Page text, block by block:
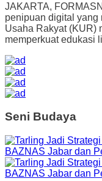
JAKARTA,
penipuan digital yang
Usaha Rakyat (KUR)
memperkuat edukasi
Seni Budaya